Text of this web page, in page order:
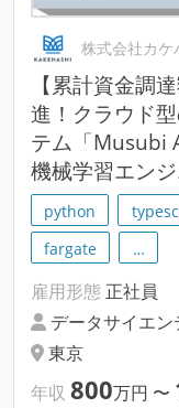
株式会社カケ
【累計資金調
進！クラウド
テム「Musubi
機械学習エン
python
fargate
…
雇用形態 正社員
データサイエ
東京
年収 800万円 〜